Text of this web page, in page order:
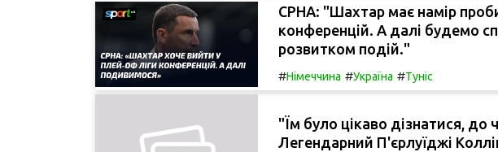
СРНА: "Шахтар має намір
конференцій. А далі будемо
розвитком подій."
#Німеччина #Україна #Туніс
"Їм було цікаво дізнатися, до
Легендарний П'єрлуїджі